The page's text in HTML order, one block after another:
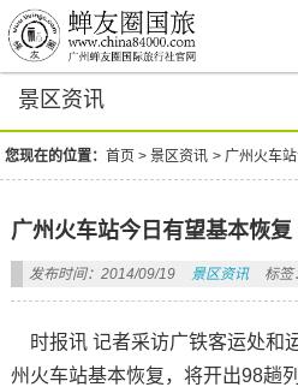
景区资讯
您现在的位置：首页 >景区资讯 >广州火车
广州火车站今日有望基本恢复
发布时间：2014/09/19 景区资讯 标签
时报讯 记者采访广铁客运处和
州火车站基本恢复，将开出98趟